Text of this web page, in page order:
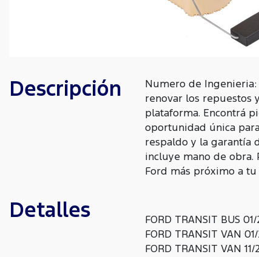
Descripción
Numero de Ingenieria:
renovar los repuestos
plataforma. Encontrá
oportunidad única
respaldo y la garantía
incluye mano de obra.
Ford más próximo a
Detalles
FORD TRANSIT BUS
FORD TRANSIT VAN
FORD TRANSIT VAN